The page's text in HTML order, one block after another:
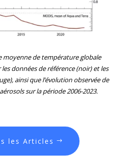
moyenne de température globale
données de référence (noir) et les
ainsi que l’évolution observée de
sur la période 2006-2023.
les Articles